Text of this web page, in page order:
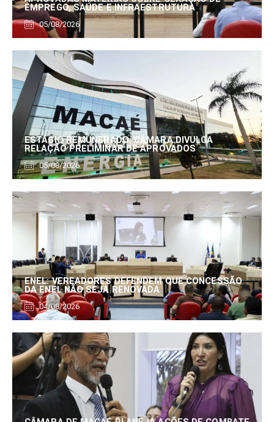
EMPREGO, SAÚDE E INFRAESTRUTURA
05/08/2026
ESTÁGIO REMUNERADO: CÂMARA DIVULGA
RELAÇÃO PRELIMINAR DE APROVADOS
05/08/2026
ENEL: VEREADORES DEFENDEM QUE CONCESSÃO
DA ENEL NÃO SEJA RENOVADA
04/08/2026